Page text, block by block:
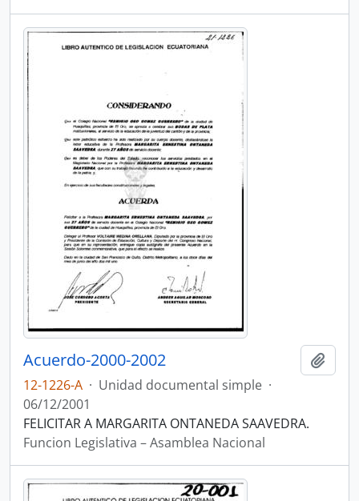
Acuerdo-2000-2002
12-1226-A · Unidad documental simple ·
06/12/2001
FELICITAR A MARGARITA ONTANEDA SAAVEDRA.
Funcion Legislativa – Asamblea Nacional